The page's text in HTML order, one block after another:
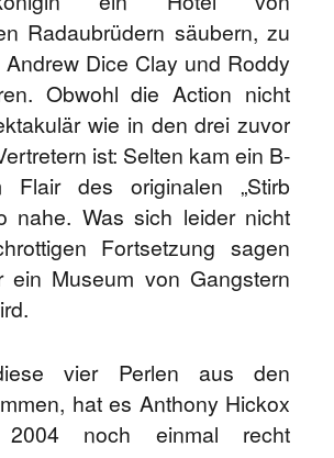
Radaubrüdern säubern, zu
Dice Clay und Roddy
Obwohl die Action nicht
wie in den drei zuvor
ist: Selten kam ein B-
Flair des originalen „Stirb
nahe. Was sich leider nicht
Fortsetzung sagen
ein Museum von Gangstern
vier Perlen aus den
hat es Anthony Hickox
noch einmal recht